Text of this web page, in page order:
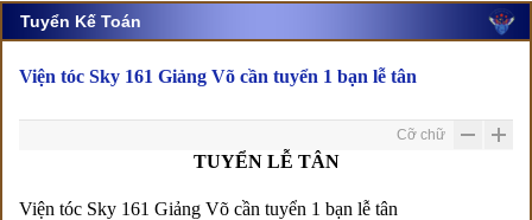
Tuyển Kế Toán
Viện tóc Sky 161 Giảng Võ cần tuyển 1 bạn lễ tân
Cỡ chữ
TUYỂN LỄ TÂN
Viện tóc Sky 161 Giảng Võ cần tuyển 1 bạn lễ tân